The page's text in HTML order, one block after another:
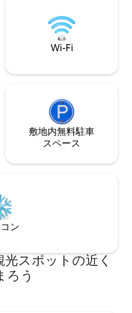
ります。 夏季は
だけます。最大2
ます。
Wi-Fi
敷地内無料駐⁠車
ス⁠ペ⁠ー⁠ス
ン
スポットの近く
ろう